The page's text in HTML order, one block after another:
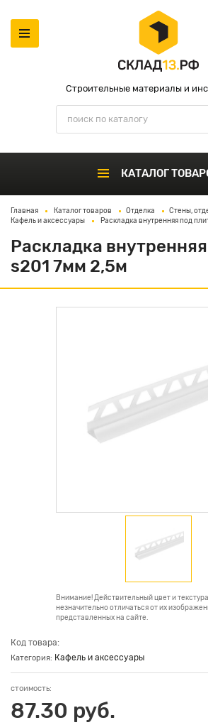
Строительные материалы и
КАТАЛОГ
Главная Каталог товаров Отделка
Стены,
Кафель и аксессуары
Раскладка внутренняя под
Раскладка
s201 7мм 2,5м
Внимание! Действительный цвет и
незначительно отличаться от их
представленных на сайте.
Код товара:
Категория: Кафель и аксессуары
стоимость:
87.30 руб.